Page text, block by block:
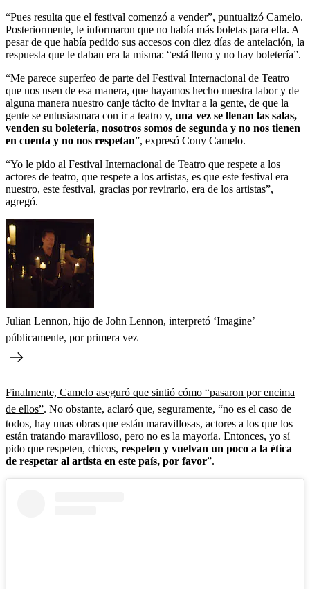
“Pues resulta que el festival comenzó a vender”, puntualizó Camelo.
Posteriormente, le informaron que no había más boletas para ella. A
pesar de que había pedido sus accesos con diez días de antelación, la
respuesta que le daban era la misma: “está lleno y no hay boletería”.
“Me parece superfeo de parte del Festival Internacional de Teatro
que nos usen de esa manera, que hayamos hecho nuestra labor y de
alguna manera nuestro canje tácito de invitar a la gente, de que la
gente se entusiasmara con ir a teatro y, una vez se llenan las salas,
venden su boletería, nosotros somos de segunda y no nos tienen
en cuenta y no nos respetan”, expresó Cony Camelo.
“Yo le pido al Festival Internacional de Teatro que respete a los
actores de teatro, que respete a los artistas, es que este festival era
nuestro, este festival, gracias por revirarlo, era de los artistas”,
agregó.
Julian Lennon, hijo de John Lennon, interpretó ‘Imagine’
públicamente, por primera vez
Finalmente, Camelo aseguró que sintió cómo “pasaron por encima
de ellos”. No obstante, aclaró que, seguramente, “no es el caso de
todos, hay unas obras que están maravillosas, actores a los que los
están tratando maravilloso, pero no es la mayoría. Entonces, yo sí
pido que respeten, chicos, respeten y vuelvan un poco a la ética
de respetar al artista en este país, por favor”.